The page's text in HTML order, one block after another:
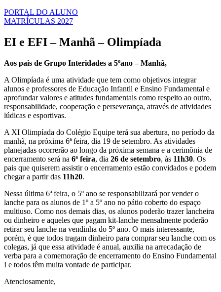
PORTAL DO ALUNO
MATRÍCULAS 2027
EI e EFI – Manhã – Olimpíada
Aos pais de Grupo Interidades a 5ºano – Manhã,
A Olimpíada é uma atividade que tem como objetivos integrar
alunos e professores de Educação Infantil e Ensino Fundamental e
aprofundar valores e atitudes fundamentais como respeito ao outro,
responsabilidade, cooperação e perseverança, através de atividades
lúdicas e esportivas.
A XI Olimpíada do Colégio Equipe terá sua abertura, no período da
manhã, na próxima 6ª feira, dia 19 de setembro. As atividades
planejadas ocorrerão ao longo da próxima semana e a cerimônia de
encerramento será na 6ª feira, dia 26 de setembro, às 11h30. Os
pais que quiserem assistir o encerramento estão convidados e podem
chegar a partir das 11h20.
Nessa última 6ª feira, o 5º ano se responsabilizará por vender o
lanche para os alunos de 1º a 5º ano no pátio coberto do espaço
multiuso. Como nos demais dias, os alunos poderão trazer lancheira
ou dinheiro e aqueles que pagam kit-lanche mensalmente poderão
retirar seu lanche na vendinha do 5º ano. O mais interessante,
porém, é que todos tragam dinheiro para comprar seu lanche com os
colegas, já que essa atividade é anual, auxilia na arrecadação de
verba para a comemoração de encerramento do Ensino Fundamental
I e todos têm muita vontade de participar.
Atenciosamente,